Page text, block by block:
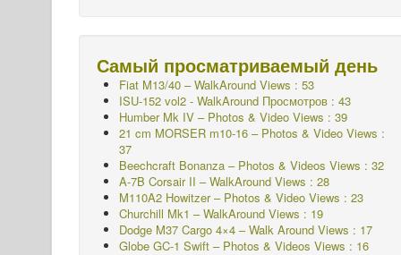
Самый просматриваемый день
Fiat M13/40 – WalkAround Views : 53
ISU-152 vol2 - WalkAround Просмотров : 43
Humber Mk IV – Photos & Video Views : 39
21 cm MORSER m10-16 – Photos & Video Views :
37
Beechcraft Bonanza – Photos & Videos Views : 32
A-7B Corsair II – WalkAround Views : 28
M110A2 Howitzer – Photos & Video Views : 23
Churchill Mk1 – WalkAround Views : 19
Dodge M37 Cargo 4×4 – Walk Around Views : 17
Globe GC-1 Swift – Photos & Videos Views : 16